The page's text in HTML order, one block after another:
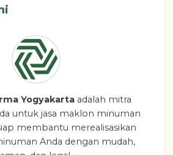
Yogyakartaadalah mitra
untuk jasa maklon minuman
membantu merealisasikan
Anda dengan mudah,